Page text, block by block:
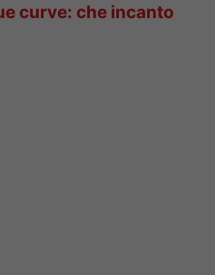
curve: che incanto